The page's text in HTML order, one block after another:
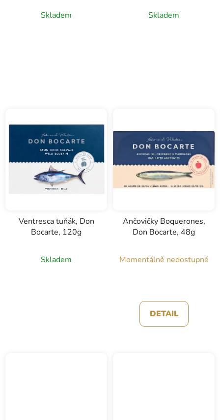
Skladem
Skladem
Ventresca tuňák, Don
Bocarte, 120g
Skladem
Ančovičky Boquerones,
Don Bocarte, 48g
Momentálně nedostupné
DETAIL